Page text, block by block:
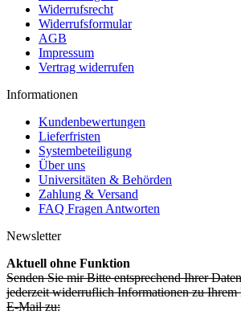
Widerrufsrecht
Widerrufsformular
AGB
Impressum
Vertrag widerrufen
Informationen
Kundenbewertungen
Lieferfristen
Systembeteiligung
Über uns
Universitäten & Behörden
Zahlung & Versand
FAQ Fragen Antworten
Newsletter
Aktuell ohne Funktion
Senden Sie mir Bitte entsprechend Ihrer
jederzeit widerruflich Informationen zu Ihrem
E-Mail zu: